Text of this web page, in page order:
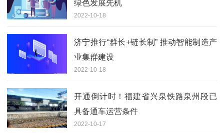
绿色发展先机
2022-10-18
济宁推行“群长+链长制” 推动智能制造产
业集群建设
2022-10-18
开通倒计时！福建省兴泉铁路泉州段已
具备通车运营条件
2022-10-17